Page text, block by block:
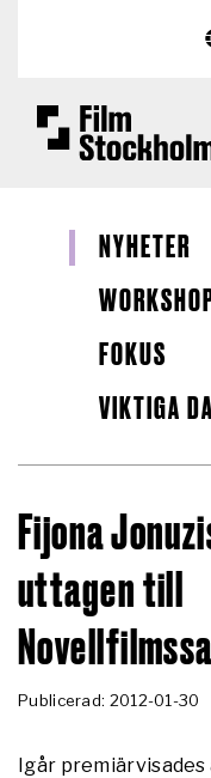
NYHETER
FOKUS
VIKTIGA
Fijona
uttagen till
Publicerad: 2012-01-30
Igår